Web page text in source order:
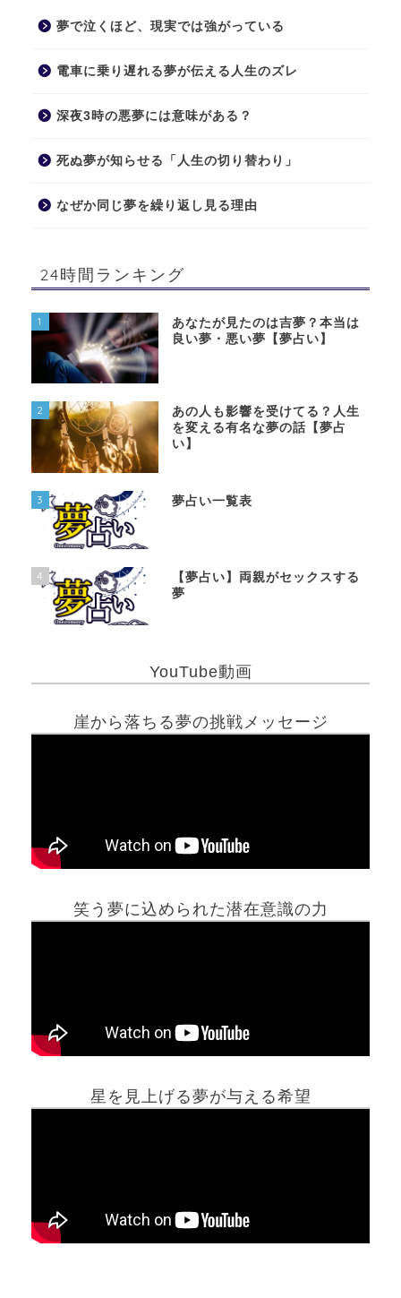
夢で泣くほど、現実では強がっている
電車に乗り遅れる夢が伝える人生のズレ
深夜3時の悪夢には意味がある？
死ぬ夢が知らせる「人生の切り替わり」
なぜか同じ夢を繰り返し見る理由
24時間ランキング
1
あなたが見たのは吉夢？本当は
良い夢・悪い夢【夢占い】
2
あの人も影響を受けてる？人生
を変える有名な夢の話【夢占
い】
3 夢占い一覧表
4
【夢占い】両親がセックスする
夢
YouTube動画
崖から落ちる夢の挑戦メッセージ
笑う夢に込められた潜在意識の力
星を見上げる夢が与える希望
ホーム
最新記事動画